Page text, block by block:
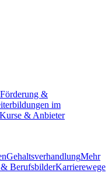
&
im
& Anbieter
GehaltsverhandlungMehr
BerufsbilderKarrierewege